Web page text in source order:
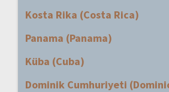
Kosta Rika (Costa Rica)
Panama (Panama)
Küba (Cuba)
Dominik Cumhuriyeti